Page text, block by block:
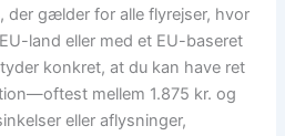
gælder for alle flyrejser, hvor
land eller med et EU-baseret
konkret, at du kan have ret
mellem 1.875 kr. og
eller aflysninger,